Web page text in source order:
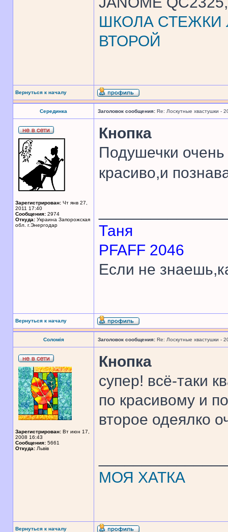
ШКОЛА СТЕЖКИ
ВТОРОЙ
Вернуться к началу
Серединка Заголовок сообщения: Re: Лоскутные хвастушки -
Зарегистрирован: Чт янв 27,
2011 17:40
Сообщения: 2974
Откуда: Украина Запорожская
обл. г.Энергодар
Кнопка
Подушечки
красиво,и
Таня
PFAFF 2046
Если не
Вернуться к началу
Соломія Заголовок сообщения: Re: Лоскутные хвастушки -
Зарегистрирован: Вт июн 17,
2008 16:43
Сообщения: 5661
Откуда: Львів
Кнопка
супер! всё-таки
по красивому и
второе одеялко
МОЯ ХАТКА
Вернуться к началу